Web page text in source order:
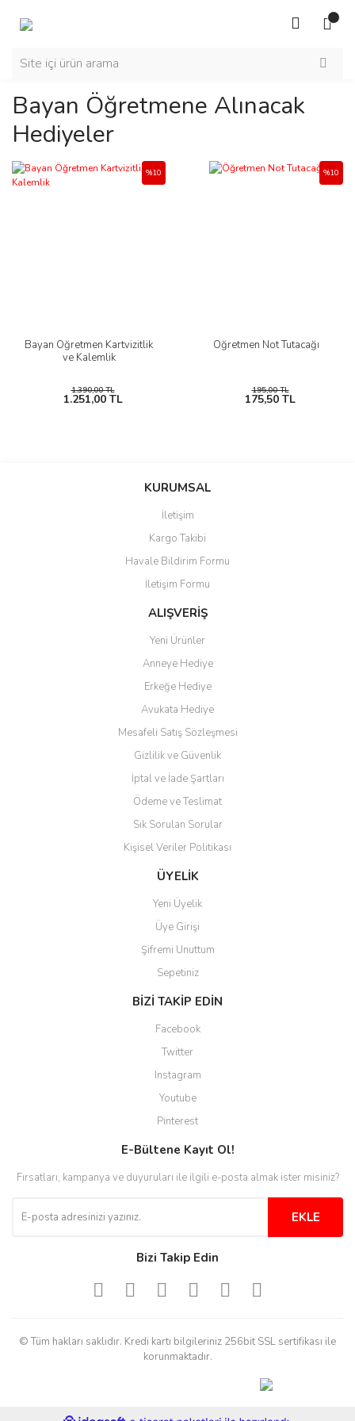
Bayan Öğretmene Alınacak
Hediyeler
Bayan Öğretmen Kartvizitlik
ve Kalemlik
%10
1.390,00 TL
1.251,00 TL
Öğretmen Not Tutacağı
%10
195,00 TL
175,50 TL
KURUMSAL
İletişim
Kargo Takibi
Havale Bildirim Formu
İletişim Formu
ALIŞVERİŞ
Yeni Ürünler
Anneye Hediye
Erkeğe Hediye
Avukata Hediye
Mesafeli Satış Sözleşmesi
Gizlilik ve Güvenlik
İptal ve İade Şartları
Ödeme ve Teslimat
Sık Sorulan Sorular
Kişisel Veriler Politikası
ÜYELİK
Yeni Üyelik
Üye Girişi
Şifremi Unuttum
Sepetiniz
BİZİ TAKİP EDİN
Facebook
Twitter
Instagram
Youtube
Pinterest
E-Bültene Kayıt Ol!
Fırsatları, kampanya ve duyuruları ile ilgili e-posta almak ister misiniz?
EKLE
Bizi Takip Edin
© Tüm hakları saklıdır. Kredi kartı bilgileriniz 256bit SSL sertifikası ile
korunmaktadır.